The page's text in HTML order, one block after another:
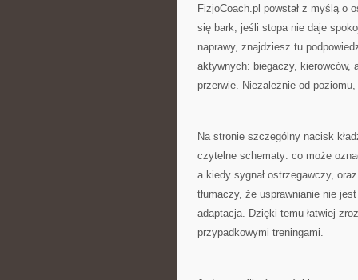
FizjoCoach.pl powstał z myślą o
się bark, jeśli stopa nie daje
naprawy, znajdziesz tu
aktywnych: biegaczy, kierowców,
przerwie. Niezależnie od
Na stronie szczególny nacisk
czytelne schematy: co może
a kiedy sygnał ostrzegawczy,
tłumaczy, że usprawnianie nie
adaptacja. Dzięki temu łatwiej
przypadkowymi treningami.